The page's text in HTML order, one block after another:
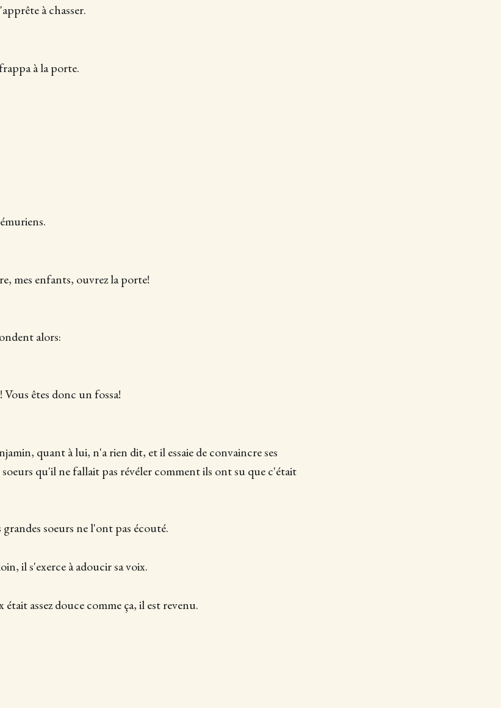
à chasser.
à la porte.
mes enfants, ouvrez la porte!
alors:
Vous êtes donc un fossa!
quant à lui, n'a rien dit, et il essaie de convaincre ses
soeurs qu'il ne fallait pas révéler comment ils ont su que c'était
grandes soeurs ne l'ont pas écouté.
il s'exerce à adoucir sa voix.
assez douce comme ça, il est revenu.